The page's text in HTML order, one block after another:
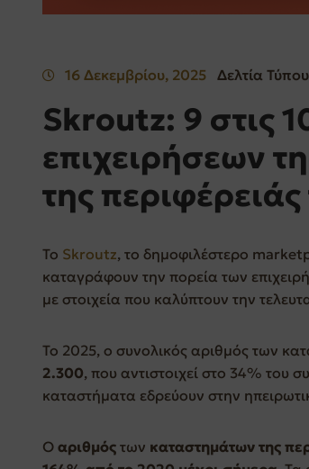
16 Δεκεμβρίου, 2025 Δελτία
Skroutz: 9 στις
επιχειρήσεων
της περιφέρειάς
Το Skroutz, το δημοφιλέστερο
καταγράφουν την πορεία των
με στοιχεία που καλύπτουν την
Το 2025, ο συνολικός αριθμός των
2.300, που αντιστοιχεί στο 34% του
καταστήματα εδρεύουν στην
Ο αριθμός των καταστημάτων της